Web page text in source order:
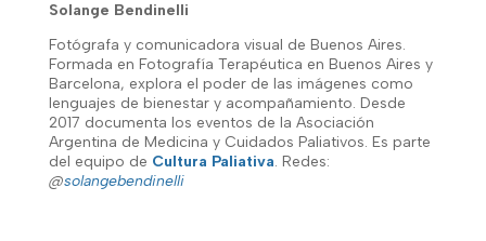
Solange Bendinelli
Fotógrafa y comunicadora visual de Buenos Aires.
Formada en Fotografía Terapéutica en Buenos Aires y
Barcelona, explora el poder de las imágenes como
lenguajes de bienestar y acompañamiento. Desde
2017 documenta los eventos de la Asociación
Argentina de Medicina y Cuidados Paliativos. Es parte
del equipo de Cultura Paliativa. Redes:
@solangebendinelli